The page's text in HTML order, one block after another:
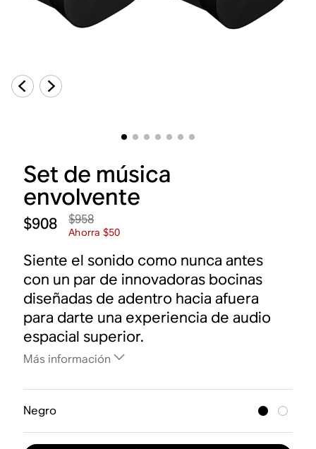
Set de música
envolvente
$908 $958
Ahorra $50
Siente el sonido como nunca antes
con un par de innovadoras bocinas
diseñadas de adentro hacia afuera
para darte una experiencia de audio
espacial superior.
Más información
Negro